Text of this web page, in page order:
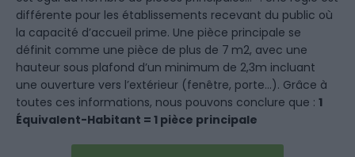
différente pour les établissements recevant du public où
la capacité d’accueil prime. Une pièce principale se
définit comme une pièce de plus de 7 m2, avec une
hauteur sous plafond d’un minimum de 2,3m incluant
une ouverture vers l’extérieur (fenêtre, porte…). Grâce à
toutes ces informations, nous pouvons conclure que : 1
Équivalent-Habitant = 1 pièce principale